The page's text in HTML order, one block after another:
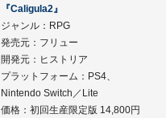
『Caligula2』
ジャンル：RPG
発売元：フリュー
開発元：ヒストリア
プラットフォーム：PS4、
Nintendo Switch／Lite
価格：初回生産限定版 14,800円